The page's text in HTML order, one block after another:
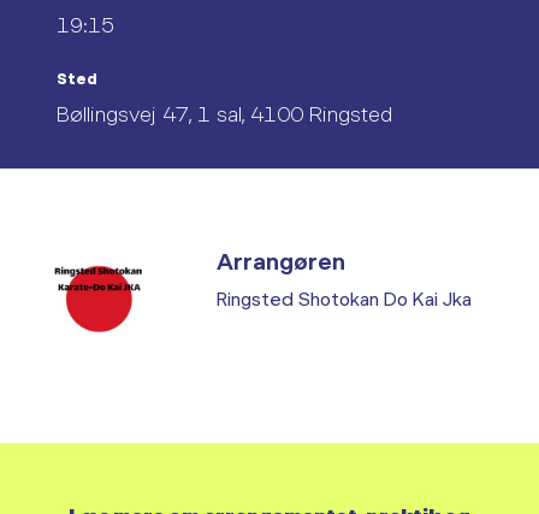
19:15
Sted
Bøllingsvej 47, 1 sal, 4100 Ringsted
Arrangøren
Ringsted Shotokan Do Kai Jka